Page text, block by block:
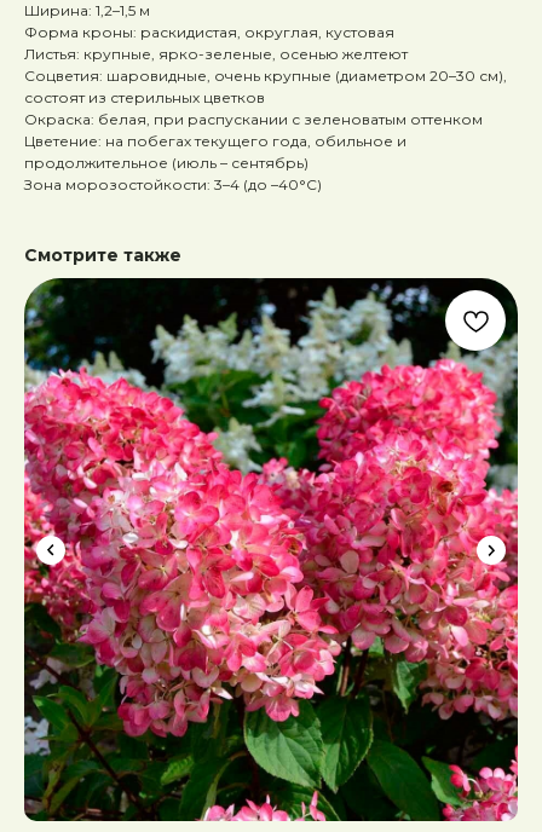
Ширина: 1,2–1,5 м
Форма кроны: раскидистая, округлая, кустовая
Листья: крупные, ярко-зеленые, осенью желтеют
Соцветия: шаровидные, очень крупные (диаметром 20–30 см),
состоят из стерильных цветков
Окраска: белая, при распускании с зеленоватым оттенком
Цветение: на побегах текущего года, обильное и
продолжительное (июль – сентябрь)
Зона морозостойкости: 3–4 (до –40°C)
Смотрите также